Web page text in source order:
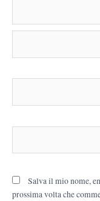
Salva il mio nome,
prossima volta che